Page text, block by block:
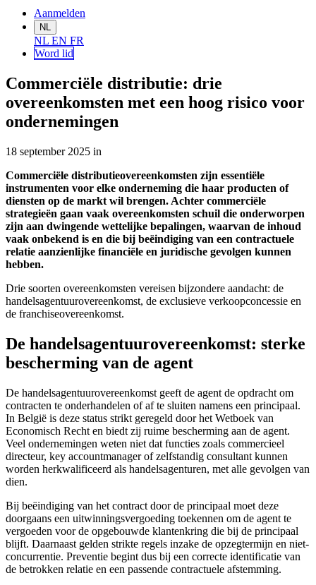
Aanmelden
NL
NL EN FR
Word lid
Commerciële distributie: drie
overeenkomsten met een hoog risico voor
ondernemingen
18 september 2025 in
Commerciële distributieovereenkomsten zijn essentiële
instrumenten voor elke onderneming die haar producten of
diensten op de markt wil brengen. Achter commerciële
strategieën gaan vaak overeenkomsten schuil die onderworpen
zijn aan dwingende wettelijke bepalingen, waarvan de inhoud
vaak onbekend is en die bij beëindiging van een contractuele
relatie aanzienlijke financiële en juridische gevolgen kunnen
hebben.
Drie soorten overeenkomsten vereisen bijzondere aandacht: de
handelsagentuurovereenkomst, de exclusieve verkoopconcessie en
de franchiseovereenkomst.
De handelsagentuurovereenkomst: sterke
bescherming van de agent
De handelsagentuurovereenkomst geeft de agent de opdracht om
contracten te onderhandelen of af te sluiten namens een principaal.
In België is deze status strikt geregeld door het Wetboek van
Economisch Recht en biedt zij ruime bescherming aan de agent.
Veel ondernemingen weten niet dat functies zoals commercieel
directeur, key accountmanager of zelfstandig consultant kunnen
worden herkwalificeerd als handelsagenturen, met alle gevolgen van
dien.
Bij beëindiging van het contract door de principaal moet deze
doorgaans een uitwinningsvergoeding toekennen om de agent te
vergoeden voor de opgebouwde klantenkring die bij de principaal
blijft. Daarnaast gelden strikte regels inzake de opzegtermijn en niet-
concurrentie. Preventie begint dus bij een correcte identificatie van
de betrokken relatie en een passende contractuele afstemming.